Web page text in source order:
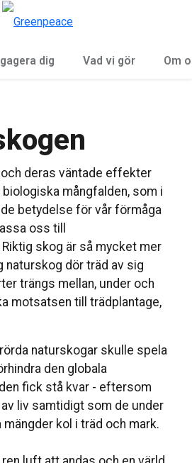
dig Vad vi gör Om
deras väntade effekter
mångfalden, som i
betydelse för vår förmåga
oss till
skog är så mycket mer
naturskog dör träd av sig
trängs mellan, under och
motsatsen till trädplantage,
naturskogar skulle spela
den globala
fick stå kvar - eftersom
liv samtidigt som de under
mängder kol i träd och mark.⁣